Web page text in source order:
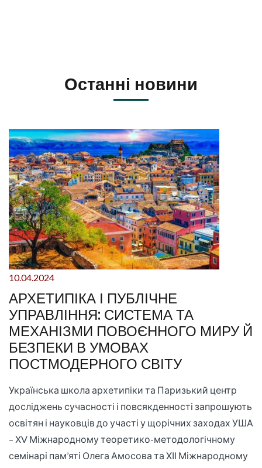
Останні новини
10.04.2024
АРХЕТИПІКА І ПУБЛІЧНЕ
УПРАВЛІННЯ: СИСТЕМА ТА
МЕХАНІЗМИ ПОВОЄННОГО МИРУ Й
БЕЗПЕКИ В УМОВАХ
ПОСТМОДЕРНОГО СВІТУ
Українська школа архетипіки та Паризький центр
досліджень сучасності і повсякденності запрошують
освітян і науковців до участі у щорічних заходах УША
– ХV Міжнародному теоретико-методологічному
семінарі пам’яті Олега Амосова та ХІІ Міжнародному